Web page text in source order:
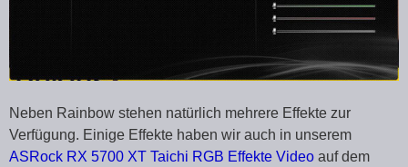
Neben Rainbow stehen natürlich mehrere Effekte zur
Verfügung. Einige Effekte haben wir auch in unserem
ASRock RX 5700 XT Taichi RGB Effekte Video auf dem